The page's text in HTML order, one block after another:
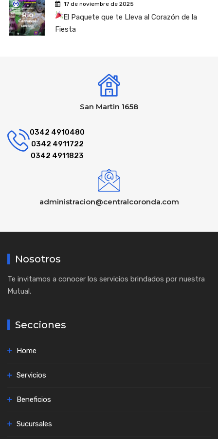
17 de noviembre de 2025
El Paquete que te Lleva al Corazón de la
Fiesta
San Martin 1658
0342 4910480
0342 4911722
0342 4911823
administracion@centralcoronda.com
Nosotros
Te invitamos a conocer los servicios brindados por nuestra
Mutual.
Secciones
Home
Servicios
Beneficios
Sucursales